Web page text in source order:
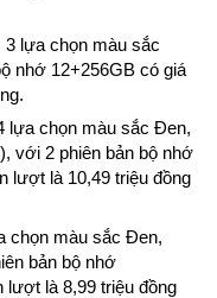
3 lựa chọn màu sắc
nhớ 12+256GB có giá
lựa chọn màu sắc Đen,
với 2 phiên bản bộ nhớ
lượt là 10,49 triệu đồng
chọn màu sắc Đen,
bản bộ nhớ
lượt là 8,99 triệu đồng